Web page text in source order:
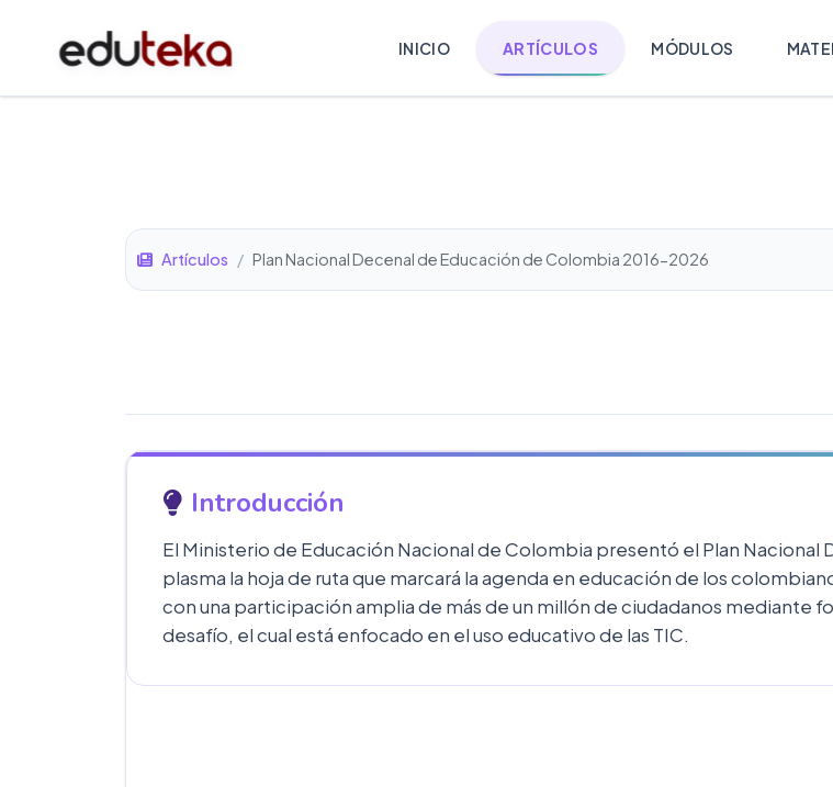
INICIO ARTÍCULOS MÓDULOS
Artículos / Plan Nacional Decenal de Educación de Colombia 2016-2026
Introducción
El Ministerio de Educación Nacional de Colombia presentó el Plan
plasma la hoja de ruta que marcará la agenda en educación de los
con una participación amplia de más de un millón de ciudadanos mediante
desafío, el cual está enfocado en el uso educativo de las TIC.